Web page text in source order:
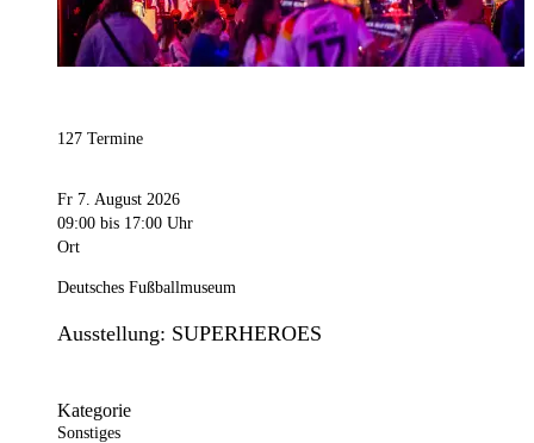
127 Termine
Fr 7. August 2026
09:00 bis 17:00 Uhr
Ort
Deutsches Fußballmuseum
Ausstellung: SUPERHEROES
Kategorie
Sonstiges